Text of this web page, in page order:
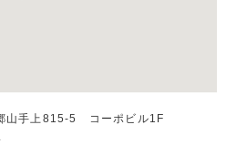
山手上815-5 コーポビル1F